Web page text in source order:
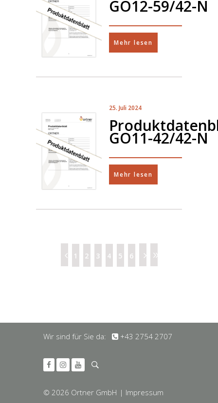
GO12-59/42-N
Mehr lesen
25. Juli 2024
GO11-42/42-N
Mehr lesen
1 2 3 4 5 6
Wir sind für Sie da: +43 2754 2707
© 2026 Ortner GmbH | Impressum